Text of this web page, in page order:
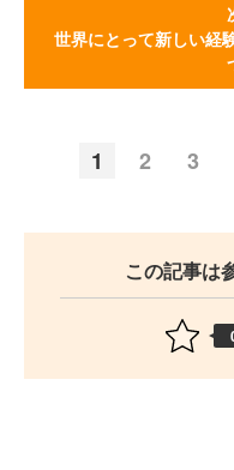
世界にとって新しい経
1 2 3
この記事は